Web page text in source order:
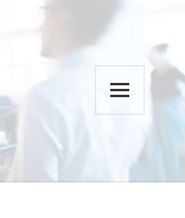
WIDGETS